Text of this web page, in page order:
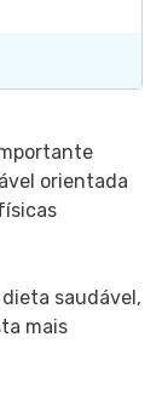
orientada
saudável,
mais